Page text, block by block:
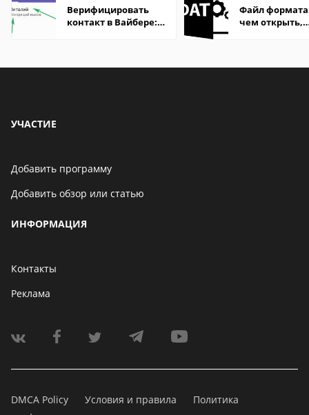
Верифицировать
контакт в Вайбере:
Файл формата
чем открыть,
УЧАСТИЕ
Добавить программу
Добавить обзор или статью
ИНФОРМАЦИЯ
Контакты
Реклама
DMCA Policy Условия и правила
Политика